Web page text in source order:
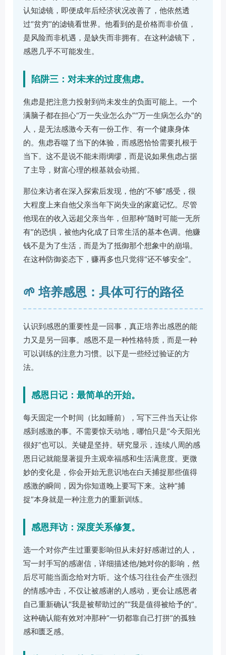
认知滤镜，即便成年后经济状况改善了，他依然透
过“贫穷”的滤镜看世界。他看到的是价格而非价值，
是风险而非机遇，是缺失而非拥有。在这种滤镜下，
感恩几乎不可能发生。
陷阱三：对未来的过度焦虑。
焦虑是把注意力投射到尚未发生的负面可能上。一个
满脑子都在担心“万一失业怎么办”“万一生病怎么办”的
人，是无法感激今天有一份工作、有一个健康身体
的。焦虑吞噬了当下的体验，而感恩恰恰需要扎根于
当下。这不是说不能未雨绸缪，而是说如果焦虑占据
了主导，财富心理的根基就会动摇。
那位来访者在深入探索后发现，他的“不够”感受，很
大程度上来自他父亲当年下岗失业的家庭记忆。尽管
他现在的收入远超父亲当年，但那种“随时可能一无所
有”的恐惧，被他内化成了日常生活的基本色调。他赚
钱不是为了生活，而是为了抵御那个想象中的崩塌。
在这种防御姿态下，赚再多也只觉得“还不够安全”。
🌱 培养感恩：具体可行的路径
认识到感恩的重要性是一回事，真正培养出感恩的能
力又是另一回事。感恩不是一种性格特质，而是一种
可以训练的注意力习惯。以下是一些经过验证的方
法。
感恩日记：最简单的开始。
每天固定一个时间（比如睡前），写下三件当天让你
感到感激的事。不需要惊天动地，哪怕只是“今天阳光
很好”也可以。关键是坚持。研究显示，连续八周的感
恩日记就能显著提升主观幸福感和生活满意度。更微
妙的变化是，你会开始无意识地在白天捕捉那些值得
感激的瞬间，因为你知道晚上要写下来。这种“捕
捉”本身就是一种注意力的重新训练。
感恩拜访：深度关系修复。
选一个对你产生过重要影响但从未好好感谢过的人，
写一封手写的感谢信，详细描述他/她对你的影响，然
后尽可能当面念给对方听。这个练习往往会产生强烈
的情感冲击，不仅让被感谢的人感动，更会让感恩者
自己重新确认“我是被帮助过的”“我是值得被给予的”。
这种确认能有效对冲那种“一切都靠自己打拼”的孤独
感和匮乏感。